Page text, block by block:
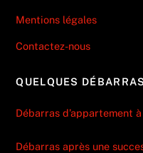
Mentions légales
Contactez-nous
QUELQUES
Débarras d’appartement
Débarras après une